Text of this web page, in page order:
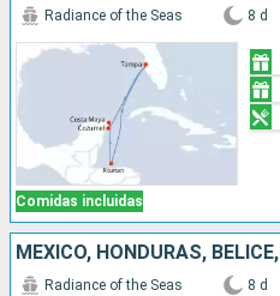
Comidas incluidas
Radiance of the Seas 8 d
Radiance of the Seas 8 d